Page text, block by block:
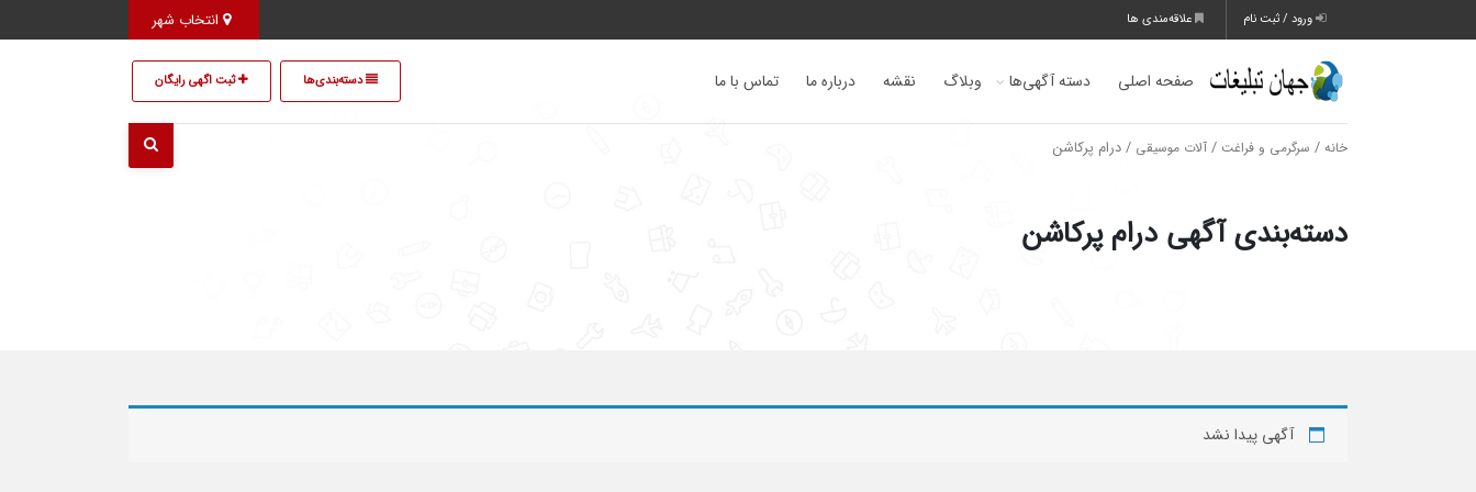
ورود / ثبت نام علاقه‌مندی ها
صفحه اصلی دسته آگهی‌ها وبلاگ نقشه درباره ما تماس با ما دسته‌بندی‌ها ثبت اگهی رایگان
خانه / سرگرمی و فراغت / آلات موسیقی / درام پرکاشن
دسته‌بندی آگهی درام پرکاشن
آگهی پیدا نشد